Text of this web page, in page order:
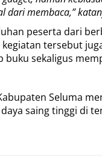
dari membaca,”
peserta dari
tersebut
sekaligus
Seluma
saing tinggi di